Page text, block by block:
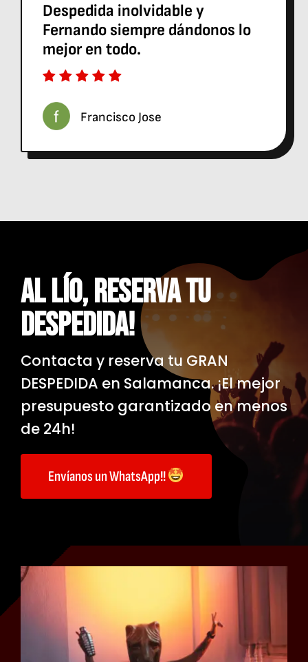
Despedida inolvidable y
Fernando siempre dándonos lo
mejor en todo.
Francisco Jose
AL LÍO, Reserva Tu
Despedida!
Contacta y reserva tu GRAN
DESPEDIDA en Salamanca. ¡El mejor
presupuesto garantizado en menos
de 24h!
Envíanos un WhatsApp!!